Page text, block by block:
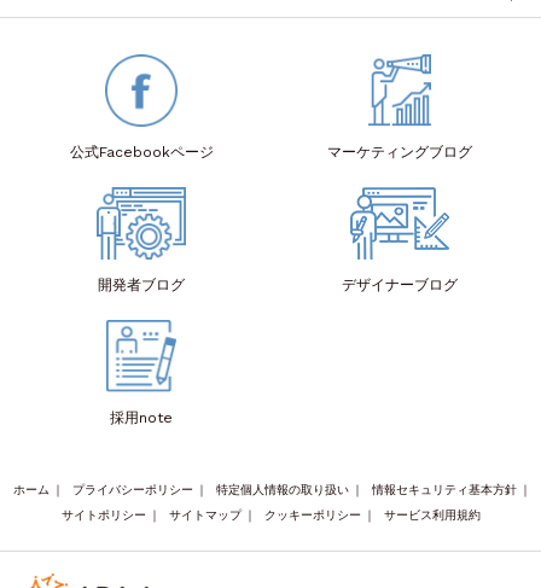
公式Facebookページ マーケティングブログ
開発者ブログ デザイナーブログ
採用note
ホーム ｜ プライバシーポリシー ｜ 特定個人情報の取り扱い ｜ 情報セキュリティ基本方針 ｜
サイトポリシー
｜ サイトマップ ｜ クッキーポリシー ｜ サービス利用規約